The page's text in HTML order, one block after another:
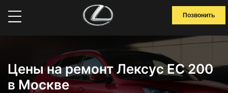
Позвонить
Цены на ремонт Лексус ЕС 200
в Москве